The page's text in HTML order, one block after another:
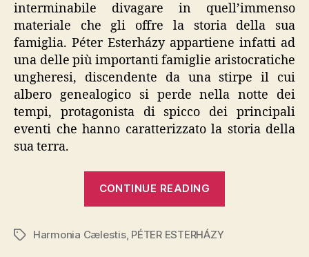
interminabile divagare in quell’immenso
materiale che gli offre la storia della sua
famiglia. Péter Esterházy appartiene infatti ad
una delle più importanti famiglie aristocratiche
ungheresi, discendente da una stirpe il cui
albero genealogico si perde nella notte dei
tempi, protagonista di spicco dei principali
eventi che hanno caratterizzato la storia della
sua terra.
CONTINUE READING
TagsHarmonia Cælestis, PÉTER ESTERHÁZY